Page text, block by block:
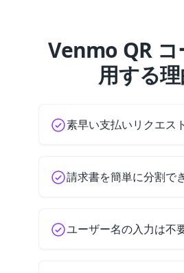
Venmo QR コ
用する
素早い支払いリクエスト
請求書を簡単に分割で
ユーザー名の入力は不